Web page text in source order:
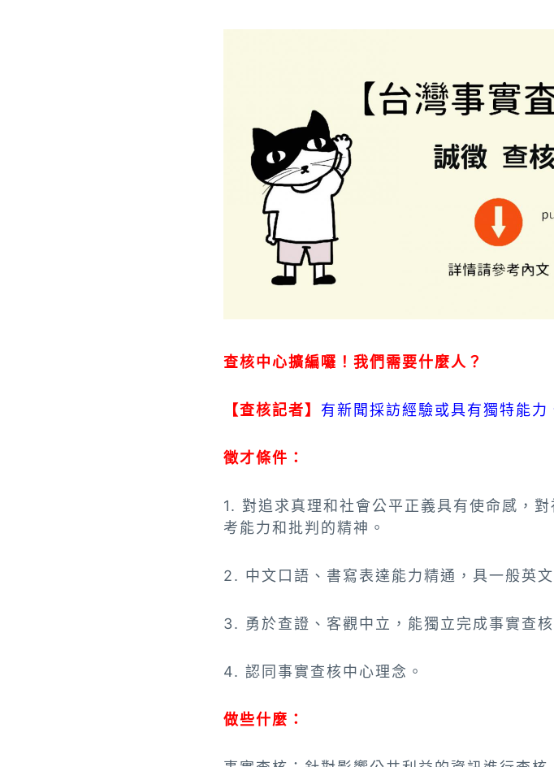
查核中心擴編囉！我們需要什麼人？
【查核記者】 有新聞採訪經驗或具有獨特能力
徵才條件：
1. 對追求真理和社會公平正義具有使命感，
考能力和批判的精神。
2. 中文口語、書寫表達能力精通，具一般英文
3. 勇於查證、客觀中立，能獨立完成事實查核
4. 認同事實查核中心理念。
做些什麼：